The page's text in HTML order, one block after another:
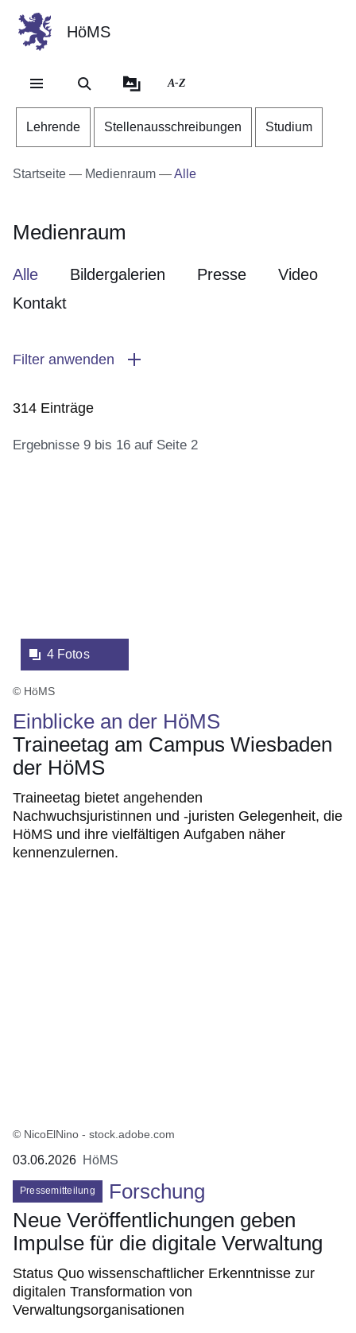
HöMS
A-Z
Lehrende Stellenausschreibungen Studium
Startseite Medienraum Alle
Medienraum
Alle Bildergalerien Presse
Video
Kontakt
Filter anwenden
314 Einträge
Ergebnisse 9 bis 16 auf Seite 2
4 Fotos
© HöMS
Einblicke an der HöMS
Traineetag am Campus Wiesbaden
der HöMS
Traineetag bietet angehenden
Nachwuchsjuristinnen und -juristen Gelegenheit, die
HöMS und ihre vielfältigen Aufgaben näher
kennenzulernen.
© NicoElNino - stock.adobe.com
03.06.2026 HöMS
Pressemitteilung
Forschung
Neue Veröffentlichungen geben
Impulse für die digitale Verwaltung
Status Quo wissenschaftlicher Erkenntnisse zur
digitalen Transformation von
Verwaltungsorganisationen